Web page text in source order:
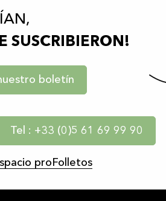
SUSCRIBIERON!
boletín
Tel : +33 (0)5 61 69 99 90
pro Folletos